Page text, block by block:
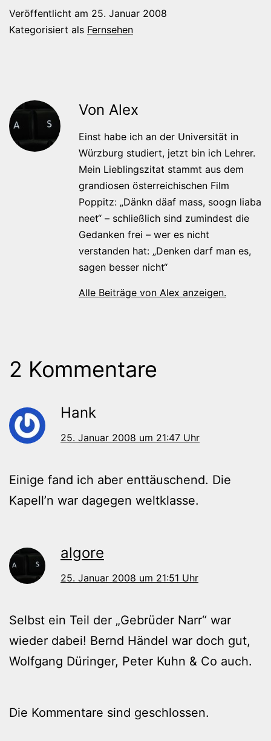
Veröffentlicht am 25. Januar 2008
Kategorisiert als Fernsehen
Von Alex
Einst habe ich an der Universität in
Würzburg studiert, jetzt bin ich Lehrer.
Mein Lieblingszitat stammt aus dem
grandiosen österreichischen Film
Poppitz: „Dänkn däaf mass, soogn liaba
neet“ – schließlich sind zumindest die
Gedanken frei – wer es nicht
verstanden hat: „Denken darf man es,
sagen besser nicht“
Alle Beiträge von Alex anzeigen.
2 Kommentare
Hank
25. Januar 2008 um 21:47 Uhr
Einige fand ich aber enttäuschend. Die
Kapell’n war dagegen weltklasse.
algore
25. Januar 2008 um 21:51 Uhr
Selbst ein Teil der „Gebrüder Narr“ war
wieder dabei! Bernd Händel war doch gut,
Wolfgang Düringer, Peter Kuhn & Co auch.
Die Kommentare sind geschlossen.